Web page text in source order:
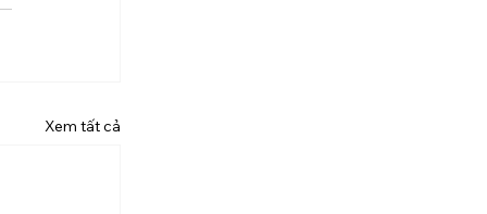
Xem tất cả